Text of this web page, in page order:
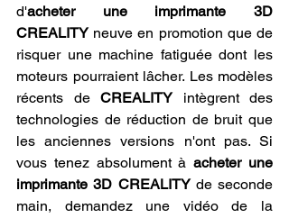
d'acheter une imprimante 3D
CREALITY neuve en promotion que de
risquer une machine fatiguée dont les
moteurs pourraient lâcher. Les modèles
récents de CREALITY intègrent des
technologies de réduction de bruit que
les anciennes versions n'ont pas. Si
vous tenez absolument à acheter une
imprimante 3D CREALITY de seconde
main, demandez une vidéo de la